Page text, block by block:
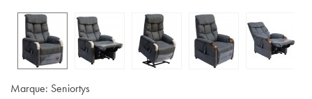
Marque: Seniortys